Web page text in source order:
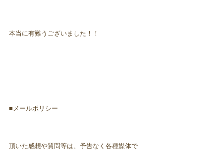
本当に有難うございました！！
■メールポリシー
頂いた感想や質問等は、予告なく各種媒体で